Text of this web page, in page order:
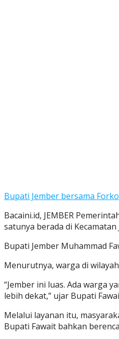
Bupati Jember bersama
Bacaini.id, JEMBER
satunya berada di
Bupati Jember Muhammad
Menurutnya, warga di
“Jember ini luas. Ada warga
lebih dekat,” ujar Bupati
Melalui layanan itu,
Bupati Fawait bahkan